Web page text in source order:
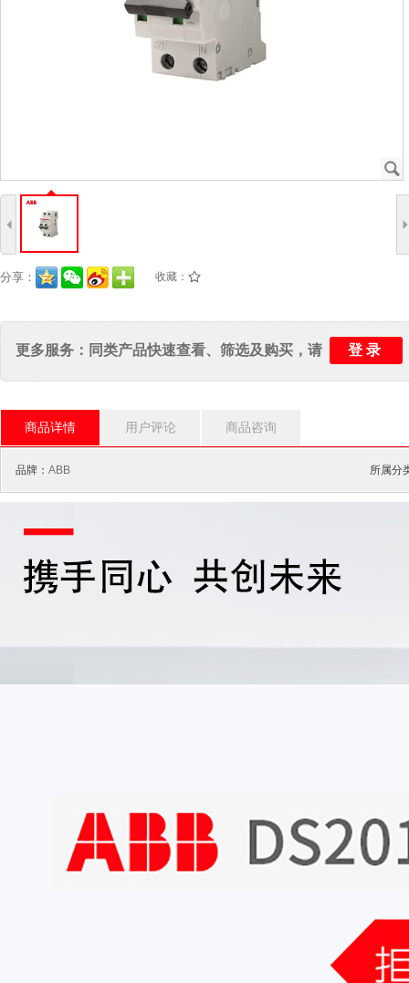
J
4
分享： 收藏： /
更多服务：同类产品快速查看、筛选及购买，请 登录
商品详情 用户评论 商品咨询
品牌： ABB 所属分